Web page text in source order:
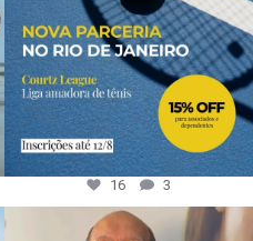
16 3